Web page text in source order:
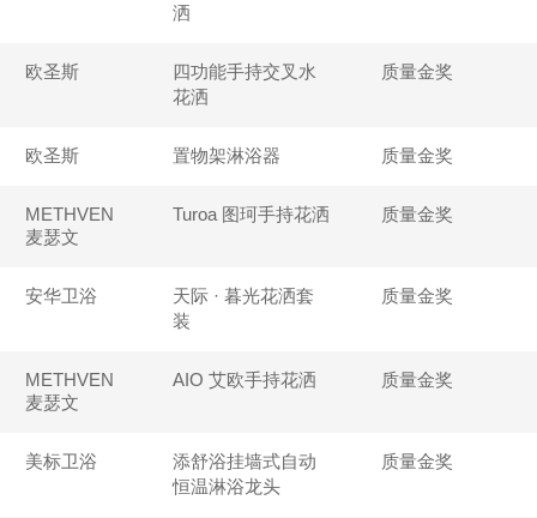
洒
欧圣斯
四功能手持交叉水
花洒
质量金奖
欧圣斯 置物架淋浴器 质量金奖
METHVEN
麦瑟文
Turoa 图珂手持花洒 质量金奖
安华卫浴
天际 · 暮光花洒套
装
质量金奖
METHVEN
麦瑟文
AIO 艾欧手持花洒 质量金奖
美标卫浴
添舒浴挂墙式自动
恒温淋浴龙头
质量金奖